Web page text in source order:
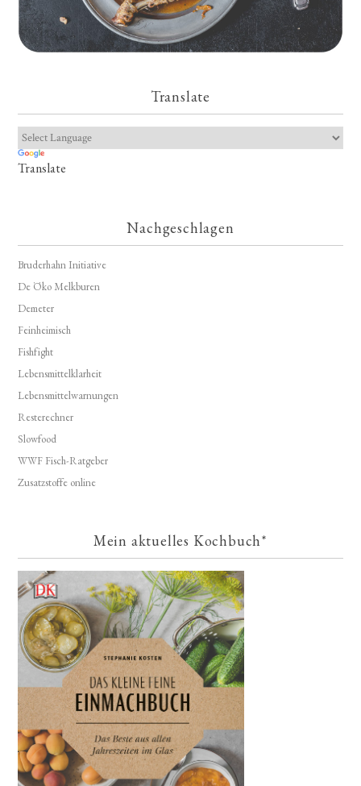
Translate
Translate
Nachgeschlagen
Bruderhahn Initiative
De Öko Melkburen
Demeter
Feinheimisch
Fishfight
Lebensmittelklarheit
Lebensmittelwarnungen
Resterechner
Slowfood
WWF Fisch-Ratgeber
Zusatzstoffe online
Mein aktuelles Kochbuch*